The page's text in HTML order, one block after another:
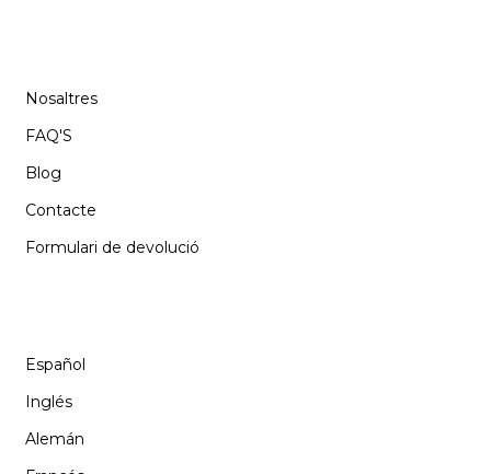
Nosaltres
FAQ'S
Blog
Contacte
Formulari de devolució
Español
Inglés
Alemán